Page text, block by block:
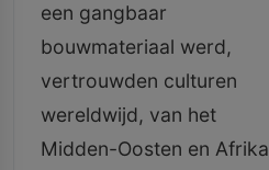
een gangbaar
bouwmateriaal werd,
vertrouwden culturen
wereldwijd, van het
Midden-Oosten en Afrika